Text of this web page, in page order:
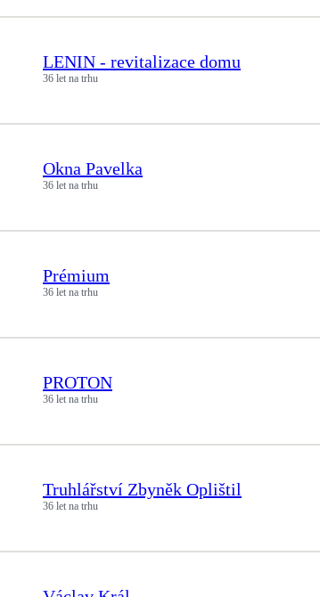
LENIN - revitalizace domu
36 let na trhu
Okna Pavelka
36 let na trhu
Prémium
36 let na trhu
PROTON
36 let na trhu
Truhlářství Zbyněk Oplištil
36 let na trhu